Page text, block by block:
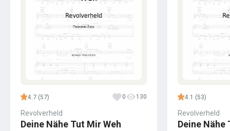
4.7 (57) 0 130
Revolverheld
Deine Nähe Tut Mir Weh
4.1 (53)
Revolverheld
Deine Nähe